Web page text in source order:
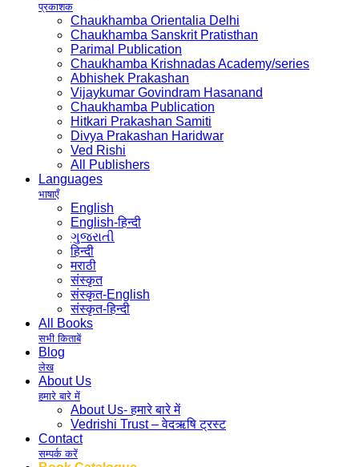
प्रकाशक
Chaukhamba Orientalia Delhi
Chaukhamba Sanskrit Pratisthan
Parimal Publication
Chaukhamba Krishnadas Academy/series
Abhishek Prakashan
Vijaykumar Govindram Hasanand
Chaukhamba Publication
Hitkari Prakashan Samiti
Divya Prakashan Haridwar
Ved Rishi
All Publishers
Languages
भाषाएँ
English
English-हिन्दी
ગુજરાતી
हिन्दी
मराठी
संस्कृत
संस्कृत-English
संस्कृत-हिन्दी
All Books
सभी किताबें
Blog
लेख
About Us
हमारे बारे में
About Us- हमारे बारे में
Vedrishi Trust – वेदऋषि ट्रस्ट
Contact
सम्पर्क करें